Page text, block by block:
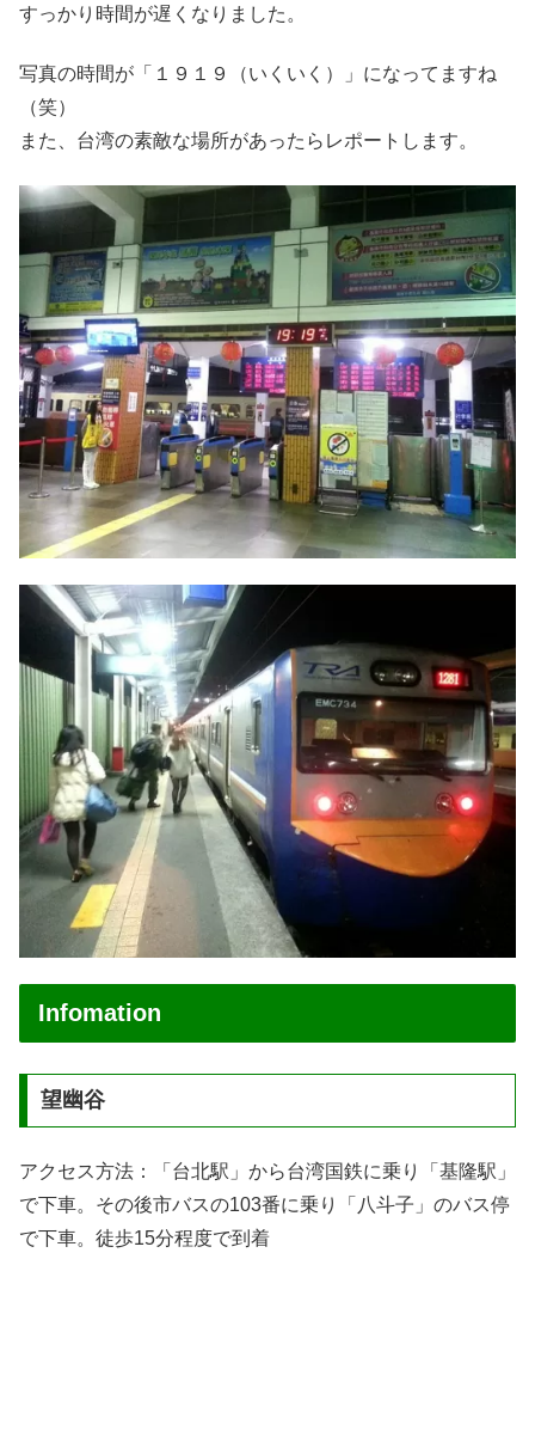
すっかり時間が遅くなりました。
写真の時間が「１９１９（いくいく）」になってますね
（笑）
また、台湾の素敵な場所があったらレポートします。
Infomation
望幽谷
アクセス方法：「台北駅」から台湾国鉄に乗り「基隆駅」
で下車。その後市バスの103番に乗り「八斗子」のバス停
で下車。徒歩15分程度で到着